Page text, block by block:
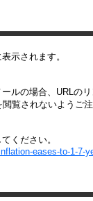
示されます。
ルの場合、URLの
覧されないようご
ください。
eases-to-1-7-